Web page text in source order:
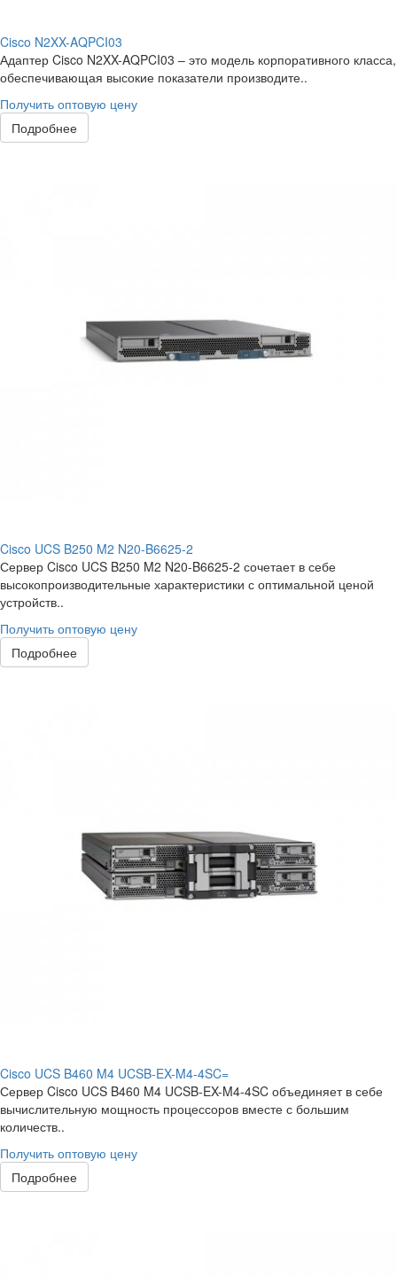
Cisco N2XX-AQPCI03
Адаптер Cisco N2XX-AQPCI03 – это модель корпоративного класса,
обеспечивающая высокие показатели производите..
Получить оптовую цену
Подробнее
Cisco UCS B250 M2 N20-B6625-2
Сервер Cisco UCS B250 M2 N20-B6625-2 сочетает в себе
высокопроизводительные характеристики с оптимальной ценой
устройств..
Получить оптовую цену
Подробнее
Cisco UCS B460 M4 UCSB-EX-M4-4SC=
Сервер Cisco UCS B460 M4 UCSB-EX-M4-4SC объединяет в себе
вычислительную мощность процессоров вместе с большим
количеств..
Получить оптовую цену
Подробнее